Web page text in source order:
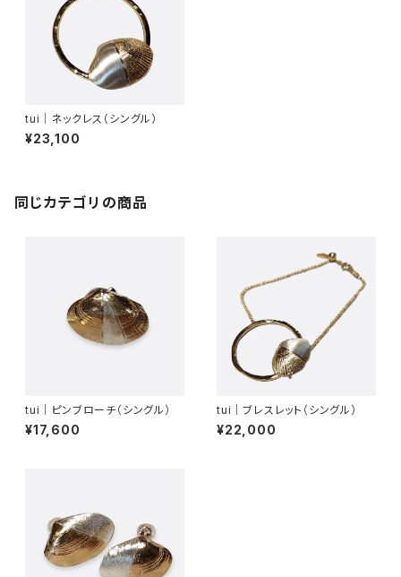
tui｜ネックレス（シングル）
¥23,100
同じカテゴリの商品
tui｜ピンブローチ（シングル）
¥17,600
tui｜ブレスレット（シングル）
¥22,000